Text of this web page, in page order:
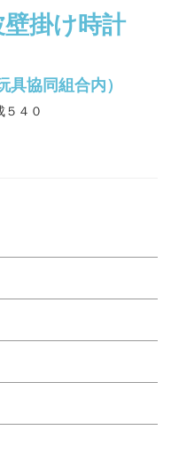
協同組合内）
４０